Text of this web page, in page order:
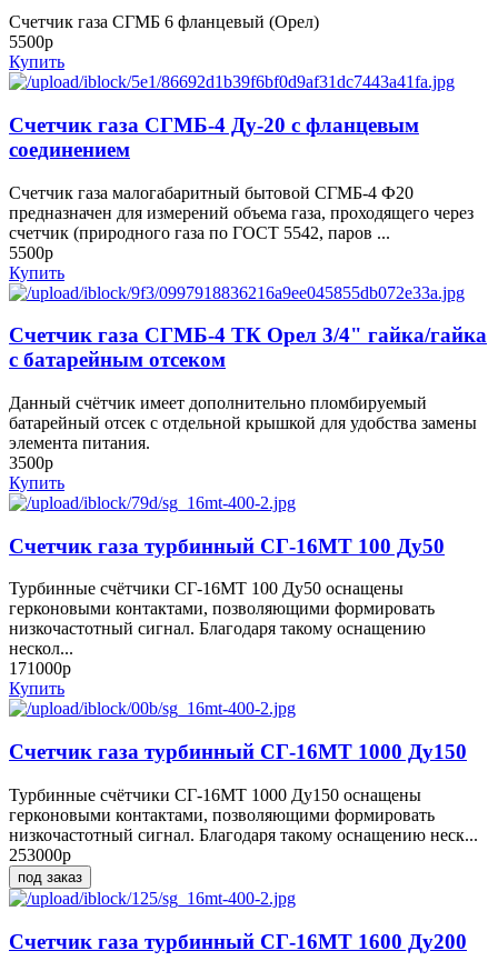
Счетчик газа СГМБ 6 фланцевый (Орел)
5500р
Купить
Счетчик газа СГМБ-4 Ду-20 с фланцевым
соединением
Счетчик газа малогабаритный бытовой СГМБ-4 Ф20
предназначен для измерений объема газа, проходящего через
счетчик (природного газа по ГОСТ 5542, паров ...
5500р
Купить
Счетчик газа СГМБ-4 ТК Орел 3/4" гайка/гайка
с батарейным отсеком
Данный счётчик имеет дополнительно пломбируемый
батарейный отсек с отдельной крышкой для удобства замены
элемента питания.
3500р
Купить
Счетчик газа турбинный СГ-16МТ 100 Ду50
Турбинные счётчики СГ-16МТ 100 Ду50 оснащены
герконовыми контактами, позволяющими формировать
низкочастотный сигнал. Благодаря такому оснащению
нескол...
171000р
Купить
Счетчик газа турбинный СГ-16МТ 1000 Ду150
Турбинные счётчики СГ-16МТ 1000 Ду150 оснащены
герконовыми контактами, позволяющими формировать
низкочастотный сигнал. Благодаря такому оснащению неск...
253000р
под заказ
Счетчик газа турбинный СГ-16МТ 1600 Ду200